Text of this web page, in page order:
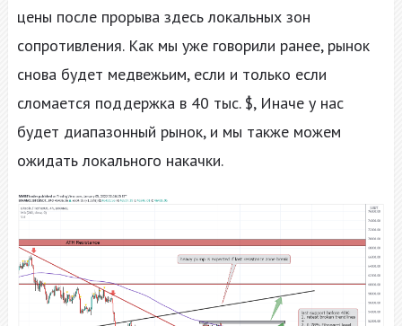
цены после прорыва здесь локальных зон
сопротивления. Как мы уже говорили ранее, рынок
снова будет медвежьим, если и только если
сломается поддержка в 40 тыс. $, Иначе у нас
будет диапазонный рынок, и мы также можем
ожидать локального накачки.